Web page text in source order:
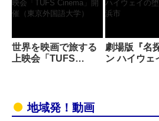
世界を映画で旅する
上映会「TUFS…
劇場版『名
ン ハイウ
地域発！動画